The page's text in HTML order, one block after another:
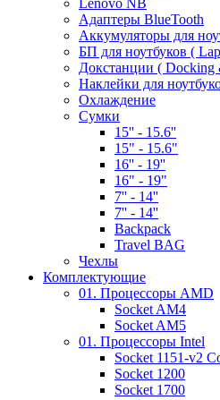
Lenovo NB
Адаптеры BlueTooth
Аккумуляторы для
БП для ноутбуков (
Докстанции ( Docking
Наклейки для
Охлаждение
Сумки
15'' - 15.6''
15" - 15.6"
16'' - 19''
16" - 19"
7'' - 14''
7'' - 14''
Backpack
Travel BAG
Чехлы
Комплектующие
01. Процессоры AMD
Socket AM4
Socket AM5
01. Процессоры Intel
Socket 1151-v2
Socket 1200
Socket 1700